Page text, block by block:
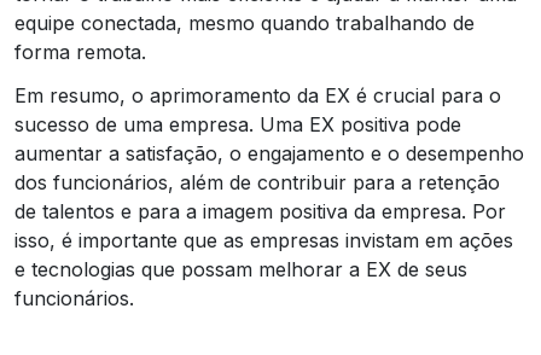
equipe conectada, mesmo quando trabalhando de
forma remota.
Em resumo, o aprimoramento da EX é crucial para o
sucesso de uma empresa. Uma EX positiva pode
aumentar a satisfação, o engajamento e o desempenho
dos funcionários, além de contribuir para a retenção
de talentos e para a imagem positiva da empresa. Por
isso, é importante que as empresas invistam em ações
e tecnologias que possam melhorar a EX de seus
funcionários.